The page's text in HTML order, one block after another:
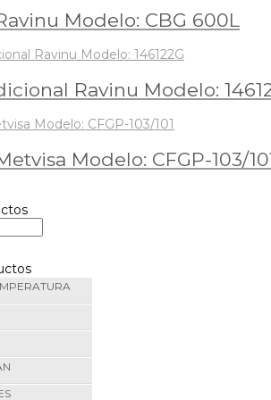
Modelo: CBG 600L
Ravinu Modelo:
Modelo: CFGP-103/